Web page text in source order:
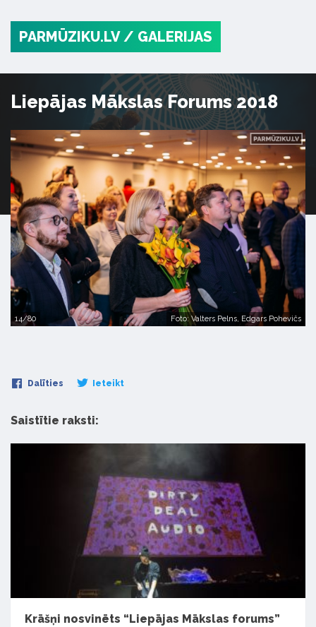
PARMŪZIKU.LV / GALERIJAS
Liepājas Mākslas Forums 2018
14/80 Foto: Valters Pelns, Edgars Pohevičs
Dalīties Ieteikt
Saistītie raksti:
Krāšņi nosvinēts “Liepājas Mākslas forums”